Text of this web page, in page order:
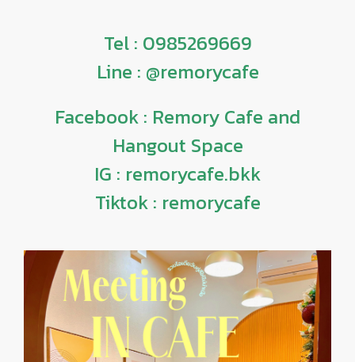
Tel : 0985269669
Line : @remorycafe
Facebook : Remory Cafe and
Hangout Space
IG : remorycafe.bkk
Tiktok : remorycafe